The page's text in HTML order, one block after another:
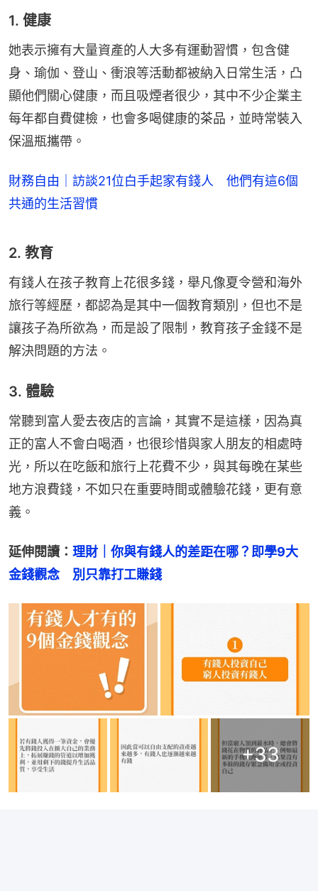
1. 健康
她表示擁有大量資產的人大多有運動習慣，包含健
身、瑜伽、登山、衝浪等活動都被納入日常生活，凸
顯他們關心健康，而且吸煙者很少，其中不少企業主
每年都自費健檢，也會多喝健康的茶品，並時常裝入
保溫瓶攜帶。
財務自由｜訪談21位白手起家有錢人 他們有這6個
共通的生活習慣
2. 教育
有錢人在孩子教育上花很多錢，舉凡像夏令營和海外
旅行等經歷，都認為是其中一個教育類別，但也不是
讓孩子為所欲為，而是設了限制，教育孩子金錢不是
解決問題的方法。
3. 體驗
常聽到富人愛去夜店的言論，其實不是這樣，因為真
正的富人不會白喝酒，也很珍惜與家人朋友的相處時
光，所以在吃飯和旅行上花費不少，與其每晚在某些
地方浪費錢，不如只在重要時間或體驗花錢，更有意
義。
延伸閱讀： 理財｜你與有錢人的差距在哪？即學9大
金錢觀念　別只靠打工賺錢
+33